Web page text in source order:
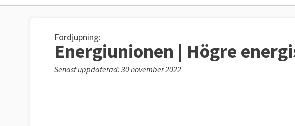
Fördjupning:
Energiunionen | Högre
Senast uppdaterad: 30 november 2022